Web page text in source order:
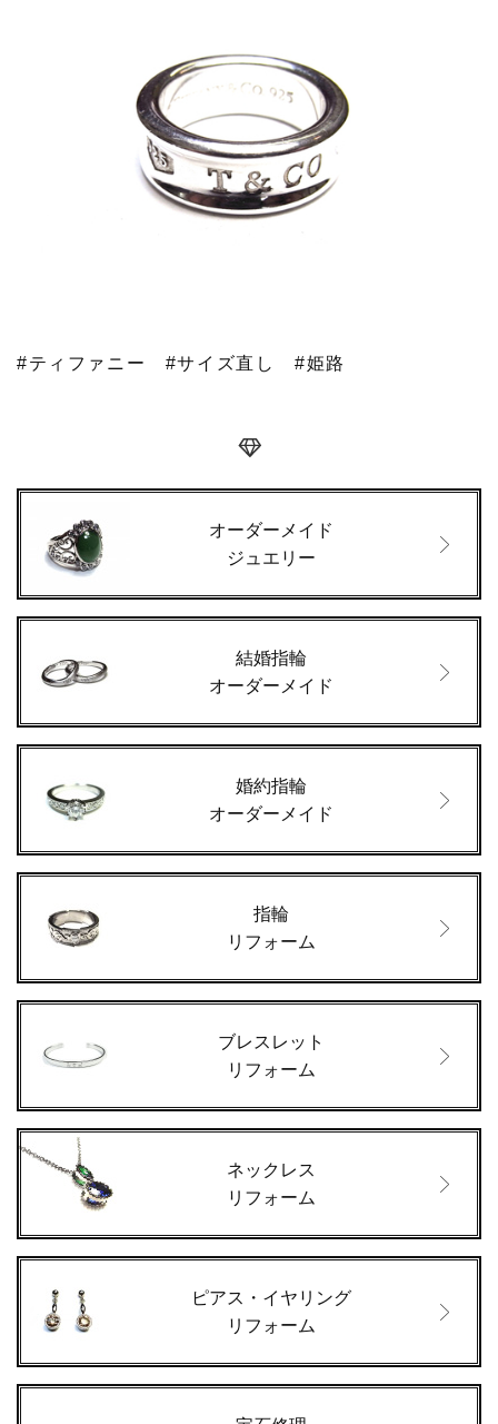
#ティファニー #サイズ直し #姫路
オーダーメイド
ジュエリー
結婚指輪
オーダーメイド
婚約指輪
オーダーメイド
指輪
リフォーム
ブレスレット
リフォーム
ネックレス
リフォーム
ピアス・イヤリング
リフォーム